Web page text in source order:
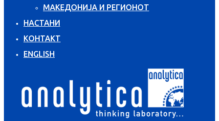
МАКЕДОНИЈА И РЕГИОНОТ
НАСТАНИ
КОНТАКТ
ENGLISH